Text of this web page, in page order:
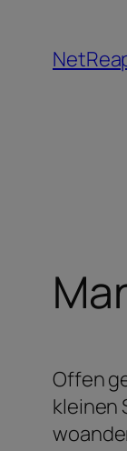
Inhalt
springen
Offen
kleinen